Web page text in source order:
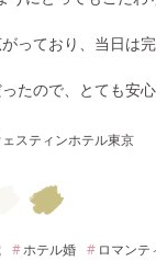
ており、当日は
たので、とても安
ェスティンホテル東京
ホテル婚 ロマンテ